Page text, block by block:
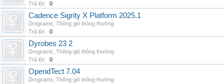
Trả lời:
0
Cadence Sigrity X Platform 2025.1
Drograms Thông gió thông thường
Trả lời:
0
Dyrobes 23 2
Drograms Thông gió thông thường
Trả lời:
0
OpendTect 7.04
Drograms Thông gió thông thường